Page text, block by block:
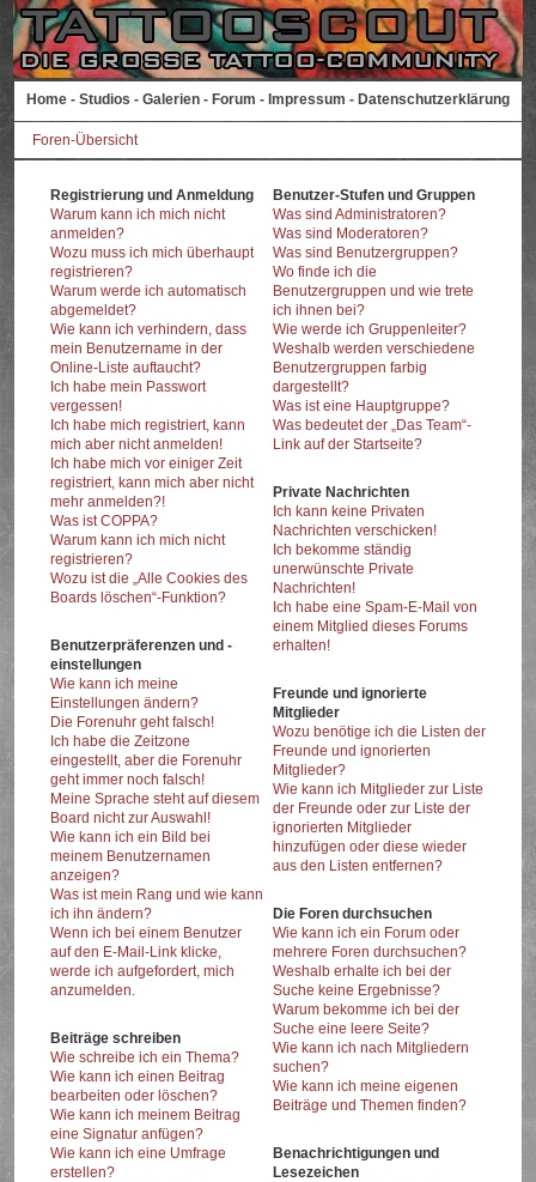
Home - Studios - Galerien - Forum - Impressum - Datenschutzerklärung
Foren-Übersicht
Registrierung und Anmeldung
Warum kann ich mich nicht
anmelden?
Wozu muss ich mich überhaupt
registrieren?
Warum werde ich automatisch
abgemeldet?
Wie kann ich verhindern, dass
mein Benutzername in der
Online-Liste auftaucht?
Ich habe mein Passwort
vergessen!
Ich habe mich registriert, kann
mich aber nicht anmelden!
Ich habe mich vor einiger Zeit
registriert, kann mich aber nicht
mehr anmelden?!
Was ist COPPA?
Warum kann ich mich nicht
registrieren?
Wozu ist die „Alle Cookies des
Boards löschen“-Funktion?
Benutzerpräferenzen und -
einstellungen
Wie kann ich meine
Einstellungen ändern?
Die Forenuhr geht falsch!
Ich habe die Zeitzone
eingestellt, aber die Forenuhr
geht immer noch falsch!
Meine Sprache steht auf diesem
Board nicht zur Auswahl!
Wie kann ich ein Bild bei
meinem Benutzernamen
anzeigen?
Was ist mein Rang und wie kann
ich ihn ändern?
Wenn ich bei einem Benutzer
auf den E-Mail-Link klicke,
werde ich aufgefordert, mich
anzumelden.
Beiträge schreiben
Wie schreibe ich ein Thema?
Wie kann ich einen Beitrag
bearbeiten oder löschen?
Wie kann ich meinem Beitrag
eine Signatur anfügen?
Wie kann ich eine Umfrage
erstellen?
Benutzer-Stufen und Gruppen
Was sind Administratoren?
Was sind Moderatoren?
Was sind Benutzergruppen?
Wo finde ich die
Benutzergruppen und wie trete
ich ihnen bei?
Wie werde ich Gruppenleiter?
Weshalb werden verschiedene
Benutzergruppen farbig
dargestellt?
Was ist eine Hauptgruppe?
Was bedeutet der „Das Team“-
Link auf der Startseite?
Private Nachrichten
Ich kann keine Privaten
Nachrichten verschicken!
Ich bekomme ständig
unerwünschte Private
Nachrichten!
Ich habe eine Spam-E-Mail von
einem Mitglied dieses Forums
erhalten!
Freunde und ignorierte
Mitglieder
Wozu benötige ich die Listen der
Freunde und ignorierten
Mitglieder?
Wie kann ich Mitglieder zur Liste
der Freunde oder zur Liste der
ignorierten Mitglieder
hinzufügen oder diese wieder
aus den Listen entfernen?
Die Foren durchsuchen
Wie kann ich ein Forum oder
mehrere Foren durchsuchen?
Weshalb erhalte ich bei der
Suche keine Ergebnisse?
Warum bekomme ich bei der
Suche eine leere Seite?
Wie kann ich nach Mitgliedern
suchen?
Wie kann ich meine eigenen
Beiträge und Themen finden?
Benachrichtigungen und
Lesezeichen